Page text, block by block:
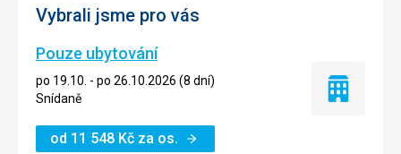
Vybrali jsme pro vás
Pouze ubytování
po 19.10. - po 26.10.2026 (8 dní)
Snídaně
od 11 548 Kč za os.
Pouze